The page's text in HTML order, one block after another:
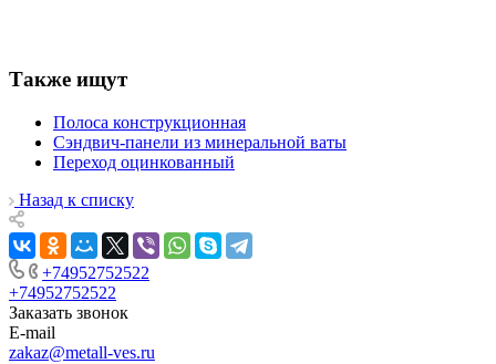
Также ищут
Полоса конструкционная
Сэндвич-панели из минеральной ваты
Переход оцинкованный
Назад к списку
+74952752522
+74952752522
Заказать звонок
E-mail
zakaz@metall-ves.ru